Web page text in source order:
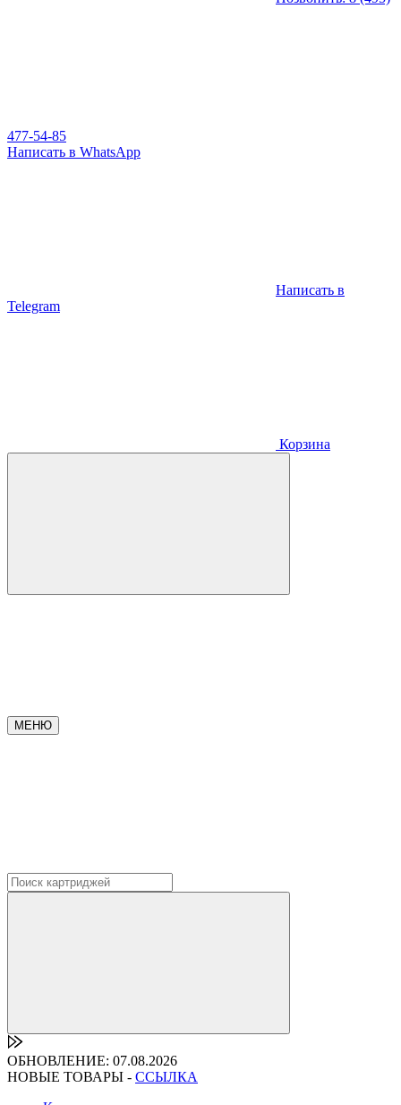
477-54-85
Написать в WhatsApp
Написать в
Telegram
Корзина
МЕНЮ
ОБНОВЛЕНИЕ: 07.08.2026
НОВЫЕ ТОВАРЫ - ССЫЛКА